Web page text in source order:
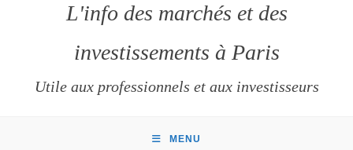
L'info des marchés et des
investissements à Paris
Utile aux professionnels et aux investisseurs
MENU